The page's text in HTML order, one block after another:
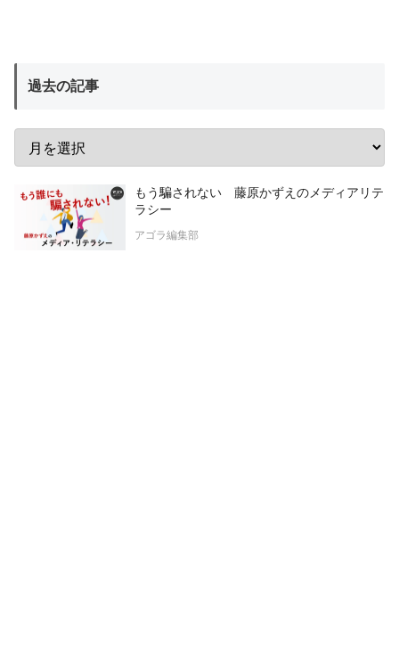
過去の記事
もう騙されない 藤原かずえのメディアリテ
ラシー
アゴラ編集部